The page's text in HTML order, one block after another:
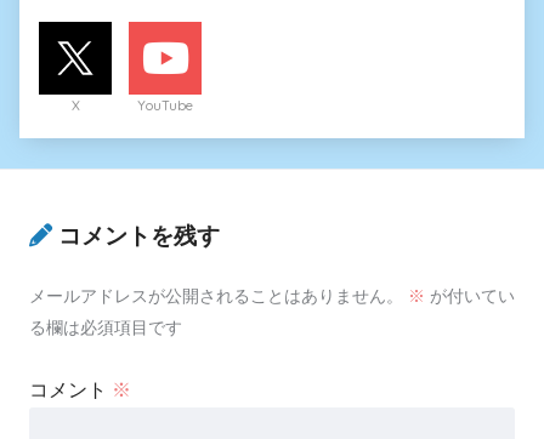
X YouTube
コメントを残す
メールアドレスが公開されることはありません。 ※ が付いてい
る欄は必須項目です
コメント ※